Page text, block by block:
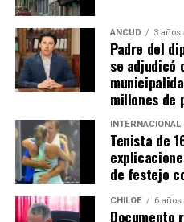
“Efectivamente al
Contraloría, si bien es
sanear sitios, sobre la
sector rural
precisiones y van a ser
ocupación material, es
sanear tiene que tener un
sobre el sitio, tiene que
estar conectado
idealmente a agua
dominio de ocupación
ANCUD 3 años
Padre del
se adjudicó
millones de
INTERNACIONAL
Tenista de
de festejo
CHILOE 6 años
Documento